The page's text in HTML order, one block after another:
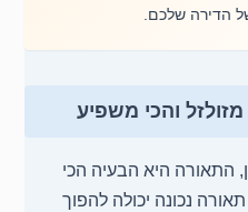
הדירה שלכם.
והכי משפיע
התאורה היא הבעיה הכי
נכונה יכולה להפוך